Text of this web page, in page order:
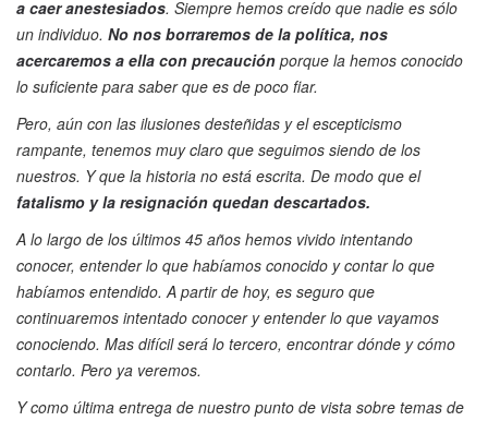
a caer anestesiados. Siempre hemos creído que nadie es sólo
un individuo. No nos borraremos de la política, nos
acercaremos a ella con precaución porque la hemos conocido
lo suficiente para saber que es de poco fiar.
Pero, aún con las ilusiones desteñidas y el escepticismo
rampante, tenemos muy claro que seguimos siendo de los
nuestros. Y que la historia no está escrita. De modo que el
fatalismo y la resignación quedan descartados.
A lo largo de los últimos 45 años hemos vivido intentando
conocer, entender lo que habíamos conocido y contar lo que
habíamos entendido. A partir de hoy, es seguro que
continuaremos intentado conocer y entender lo que vayamos
conociendo. Mas difícil será lo tercero, encontrar dónde y cómo
contarlo. Pero ya veremos.
Y como última entrega de nuestro punto de vista sobre temas de